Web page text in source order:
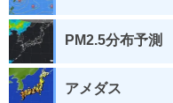
PM2.5分布予測
アメダス